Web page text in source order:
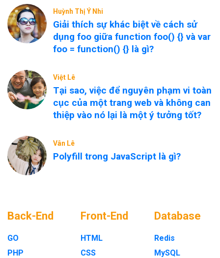
Huỳnh Thị Ý Nhi
Giải thích sự khác biệt về cách sử
dụng foo giữa function foo() {} và var
foo = function() {} là gì?
Việt Lê
Tại sao, việc để nguyên phạm vi toàn
cục của một trang web và không can
thiệp vào nó lại là một ý tưởng tốt?
Vân Lê
Polyfill trong JavaScript là gì?
Back-End
GO
PHP
Front-End
HTML
CSS
Database
Redis
MySQL